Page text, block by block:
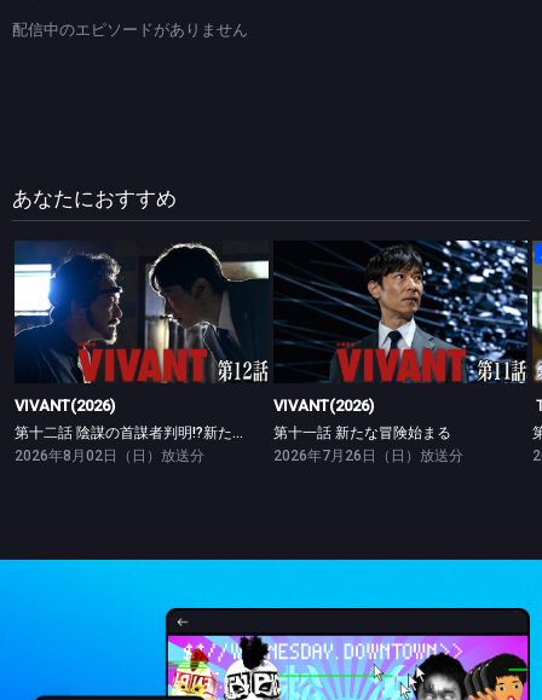
配信中のエピソードがありません
あなたにおすすめ
VIVANT(2026)
VIVANT(2026)
第十二話 陰謀の首謀者判明!?新たな仲間との対峙
2026年8月02日（日）放送分
VIVANT(2026)
第十一話 新たな冒険始まる
VIVANT(2026)
第十一話 新たな冒険始まる
2026年7月26日（日）放送分